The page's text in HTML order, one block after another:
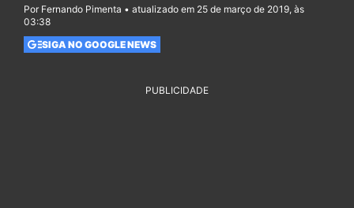
Por Fernando Pimenta • atualizado em 25 de março de 2019, às
03:38
SIGA NO GOOGLE NEWS
PUBLICIDADE